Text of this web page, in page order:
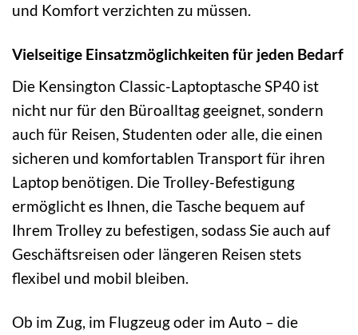
und Komfort verzichten zu müssen.
Vielseitige Einsatzmöglichkeiten für jeden Bedarf
Die Kensington Classic-Laptoptasche SP40 ist
nicht nur für den Büroalltag geeignet, sondern
auch für Reisen, Studenten oder alle, die einen
sicheren und komfortablen Transport für ihren
Laptop benötigen. Die Trolley-Befestigung
ermöglicht es Ihnen, die Tasche bequem auf
Ihrem Trolley zu befestigen, sodass Sie auch auf
Geschäftsreisen oder längeren Reisen stets
flexibel und mobil bleiben.
Ob im Zug, im Flugzeug oder im Auto – die